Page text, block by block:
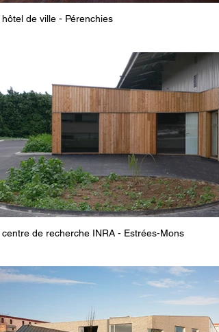
hôtel de ville - Pérenchies
centre de recherche INRA - Estrées-Mons